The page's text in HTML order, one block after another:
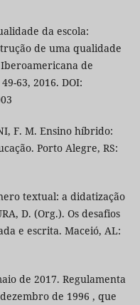
da escola:
de uma qualidade
de
63, 2016. DOI:
F. M. Ensino híbrido:
Porto Alegre, RS:
textual: a didatização
D. (Org.). Os desafios
e escrita. Maceió, AL:
de 2017. Regulamenta
de 1996 , que